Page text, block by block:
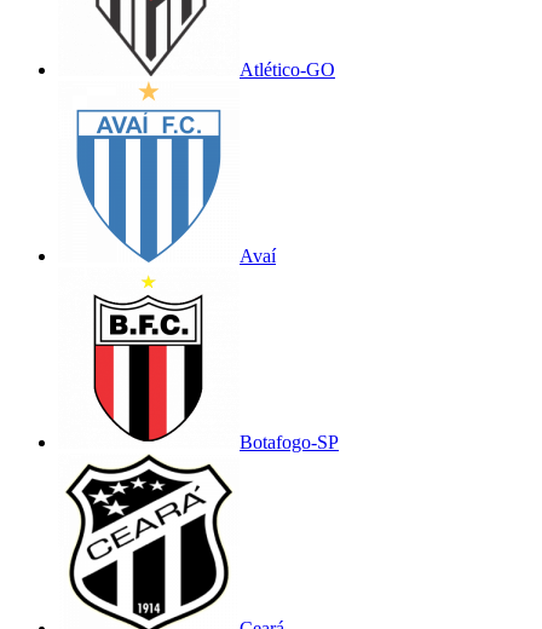
Atlético-GO
Avaí
Botafogo-SP